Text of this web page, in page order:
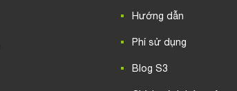
Hướng dẫn
Phí sử dụng
Blog S3